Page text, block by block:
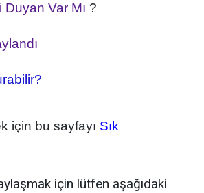
Var Mı ?
için bu sayfayı Sık
için lütfen aşağıdaki